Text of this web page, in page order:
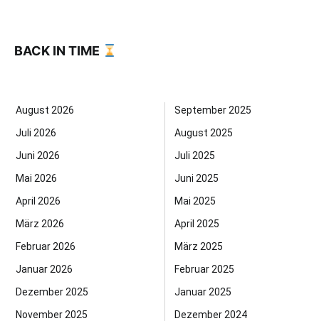
BACK IN TIME
August 2026
Juli 2026
Juni 2026
Mai 2026
April 2026
März 2026
Februar 2026
Januar 2026
Dezember 2025
November 2025
September 2025
August 2025
Juli 2025
Juni 2025
Mai 2025
April 2025
März 2025
Februar 2025
Januar 2025
Dezember 2024